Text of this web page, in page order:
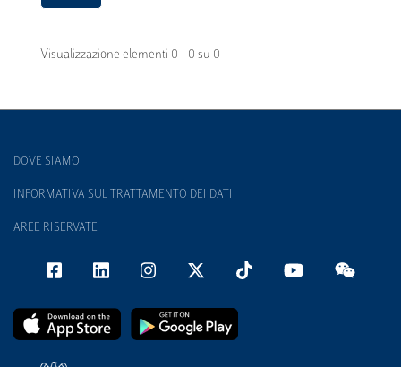
Visualizzazione elementi 0 - 0 su 0
DOVE SIAMO
INFORMATIVA SUL TRATTAMENTO DEI DATI
AREE RISERVATE